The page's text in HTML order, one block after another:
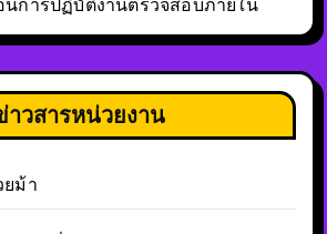
การปฏิบัติงานตรวจสอบภายใน
าวสารหน่วยงาน
ม้า